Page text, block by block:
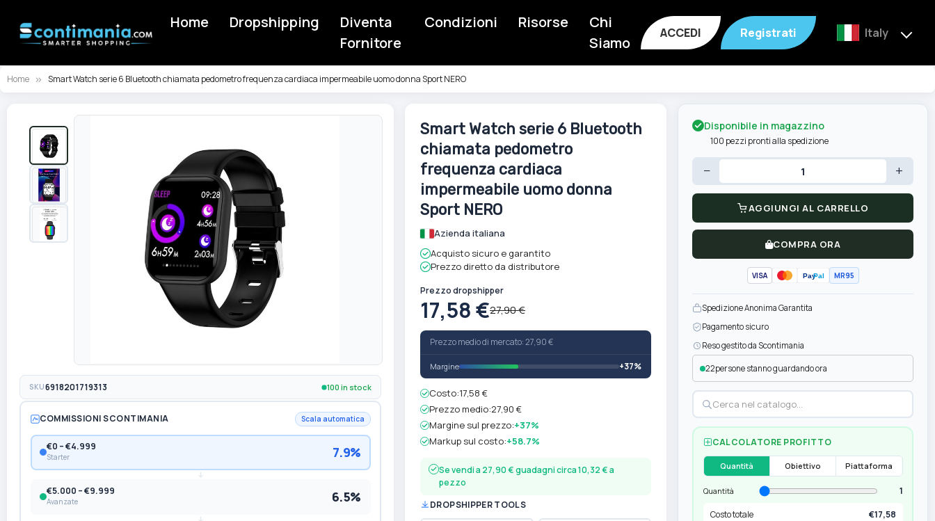
Home Dropshipping
Diventa
Fornitore
Condizioni Risorse
Chi
Siamo
ACCEDI Registrati Italy
Home Smart Watch serie 6 Bluetooth chiamata pedometro frequenza cardiaca impermeabile uomo donna Sport NERO
della
galleria
immagini
Vai
immagini
SKU6918201719313 100 in stock
COMMISSIONI SCONTIMANIA Scala automatica
€0 – €4.999
Starter 7.9%
€5.000 – €9.999
Avanzate 6.5%
Smart Watch serie 6 Bluetooth
chiamata pedometro
frequenza cardiaca
impermeabile uomo donna
Sport NERO
Azienda italiana
Acquisto sicuro e garantito
Prezzo diretto da distributore
Prezzo dropshipper
17,58 €27,90 €
Prezzo medio di mercato: 27,90 €
Margine +37%
Costo:17,58 €
Prezzo medio:27,90 €
Margine sul prezzo:+37%
Markup sul costo:+58.7%
Se vendi a 27,90 € guadagni circa 10,32 € a
pezzo
DROPSHIPPER TOOLS
Disponibile in magazzino
100 pezzi pronti alla spedizione
− +
AGGIUNGI AL CARRELLO
COMPRA ORA
VISA PayPal MR95
Spedizione Anonima Garantita
Pagamento sicuro
Reso gestito da Scontimania
22persone stanno guardando ora
CALCOLATORE PROFITTO
Quantità Obiettivo Piattaforma
Quantità
1
Costo totale
€17,58